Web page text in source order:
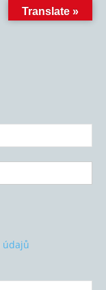
údajů
Translate »